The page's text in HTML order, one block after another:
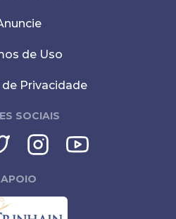
de Uso
Privacidade
SOCIAIS
APOIO